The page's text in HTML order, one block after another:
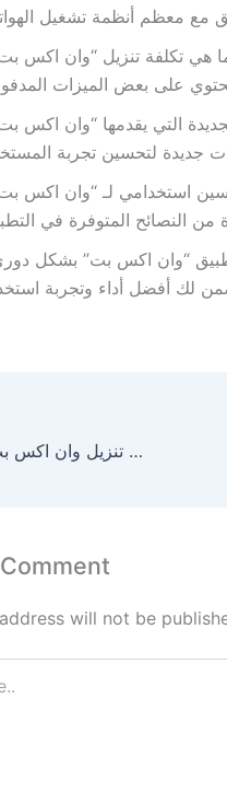
هي تكلفة تنزيل “وان اكس
التي يقدمها “وان اكس
استخدامي لـ “وان اكس
“وان اكس بت” بشكل
هل يستحق تنزيل وان اكس بت كل هذا الضجيج؟
will not be